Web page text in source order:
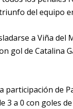
del equipo
a Viña del
gol de Catalina
participación de
3 a 0 con goles